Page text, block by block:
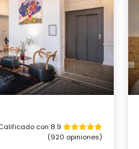
con 8.9
(920 opiniones)